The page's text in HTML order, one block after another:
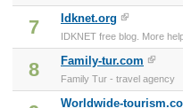
7 Idknet.org
IDKNET free blog. More
8 Family-tur.com
Family Tur - travel agency
Worldwide-